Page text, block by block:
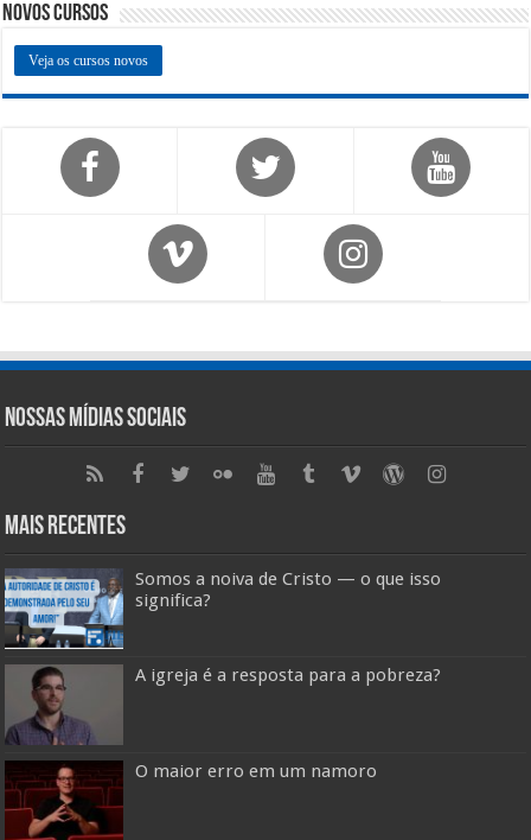
Novos Cursos
Veja os cursos novos
Nossas Mídias Sociais
Mais Recentes
Somos a noiva de Cristo — o que isso
significa?
A igreja é a resposta para a pobreza?
O maior erro em um namoro